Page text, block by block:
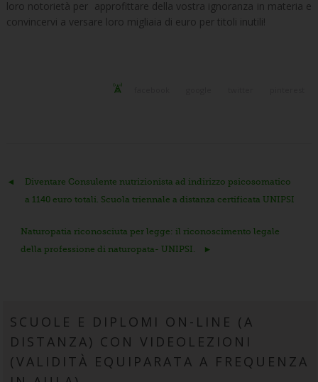
loro notorietà per approfittare della vostra ignoranza in materia e
convincervi a versare loro migliaia di euro per titoli inutili!
Diventare Consulente nutrizionista ad indirizzo psicosomatico
a 1140 euro totali. Scuola triennale a distanza certificata UNIPSI
Naturopatia riconosciuta per legge: il riconoscimento legale
della professione di naturopata- UNIPSI.
SCUOLE E DIPLOMI ON-LINE (A
DISTANZA) CON VIDEOLEZIONI
(VALIDITÀ EQUIPARATA A FREQUENZA